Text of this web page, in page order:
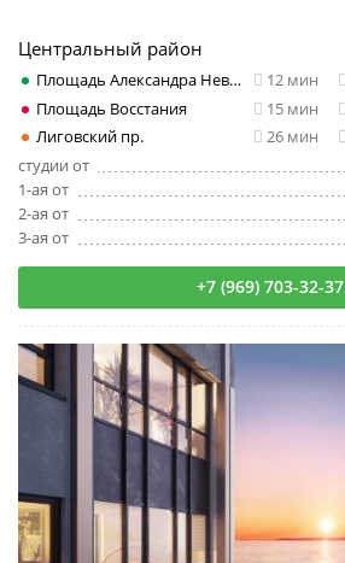
Центральный район
Площадь Александра Невского 12 мин
Площадь Восстания
15 мин
Лиговский пр.
26 мин
студии от
1-ая от
2-ая от
3-ая от
+7 (969) 703-32-37